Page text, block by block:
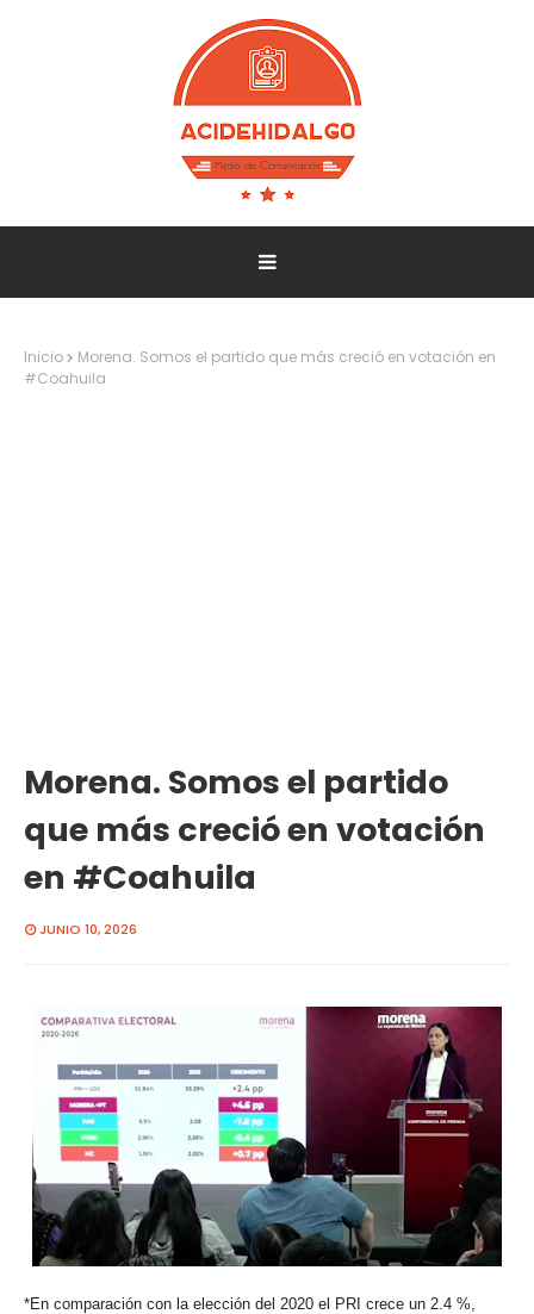
Inicio
Morena. Somos el partido que más creció en votación en
#Coahuila
Morena. Somos el partido
que más creció en votación
en #Coahuila
JUNIO 10, 2026
*En comparación con la elección del 2020 el PRI crece un 2.4 %,